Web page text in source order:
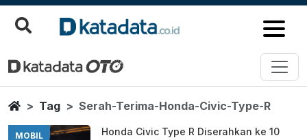
Serah Terima Honda Civic Type
Berita Terbaru
HomeTag Serah-Terima-Honda-Civic-Type-R
MOBIL
Honda Civic Type R Diserahkan ke 10